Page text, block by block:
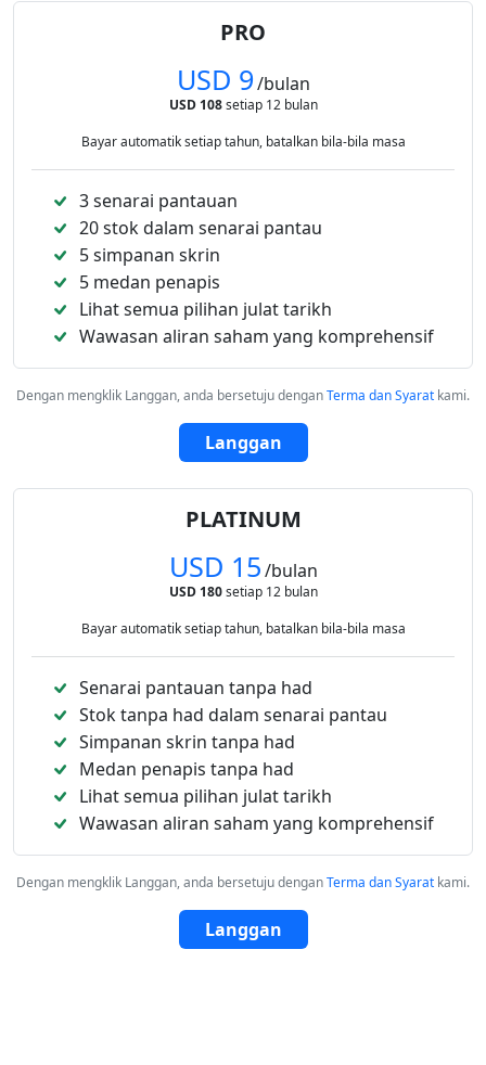
PRO
USD 9/bulan
USD 108setiap 12 bulan
Bayar automatik setiap tahun, batalkan bila-bila masa
3 senarai pantauan
20 stok dalam senarai pantau
5 simpanan skrin
5 medan penapis
Lihat semua pilihan julat tarikh
Wawasan aliran saham yang komprehensif
Dengan mengklik Langgan, anda bersetuju denganTerma dan Syarat kami.
Langgan
PLATINUM
USD 15/bulan
USD 180setiap 12 bulan
Bayar automatik setiap tahun, batalkan bila-bila masa
Senarai pantauan tanpa had
Stok tanpa had dalam senarai pantau
Simpanan skrin tanpa had
Medan penapis tanpa had
Lihat semua pilihan julat tarikh
Wawasan aliran saham yang komprehensif
Dengan mengklik Langgan, anda bersetuju denganTerma dan Syarat kami.
Langgan